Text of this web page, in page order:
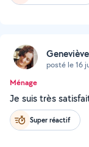
posté le 16
Ménage
Je suis très
Super réactif